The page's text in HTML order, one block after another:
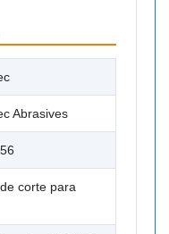
Abrasives
corte para